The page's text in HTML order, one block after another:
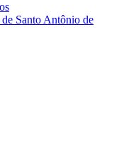
Santo Antônio de